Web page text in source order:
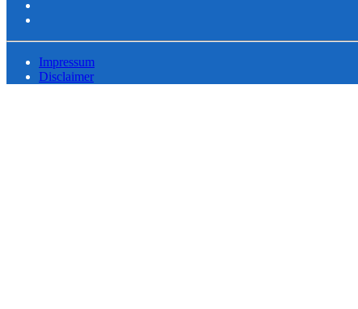
Impressum
Disclaimer